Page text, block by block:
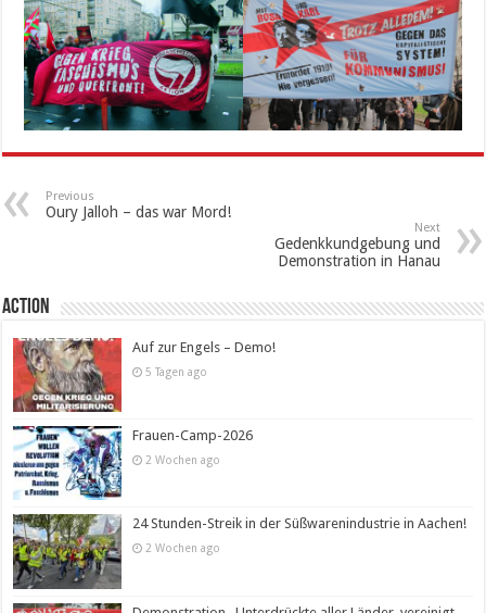
Previous
Oury Jalloh – das war Mord!
Next
Gedenkkundgebung und
Demonstration in Hanau
Action
Auf zur Engels – Demo!
5 Tagen ago
Frauen-Camp-2026
2 Wochen ago
24 Stunden-Streik in der Süßwarenindustrie in Aachen!
2 Wochen ago